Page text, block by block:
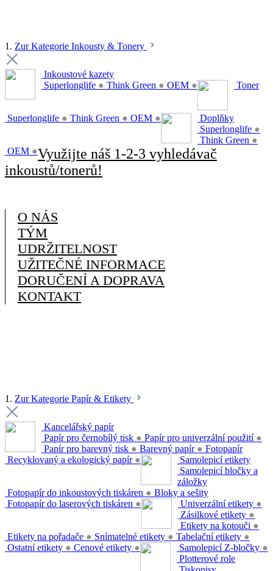
1. Zur Kategorie Inkousty & Tonery
Inkoustové kazety
Superlonglife ● Think Green ● OEM ● Toner
Superlonglife ● Think Green ● OEM ●
Doplňky
Superlonglife ●
Think Green ●
OEM ●Využijte náš 1-2-3 vyhledávač
inkoustů/tonerů!
O NÁS
TÝM
UDRŽITELNOST
UŽITEČNÉ INFORMACE
DORUČENÍ A DOPRAVA
KONTAKT
1. Zur Kategorie Papír & Etikety
Kancelářský papír
Papír pro černobílý tisk ● Papír pro univerzální použití ●
Papír pro barevný tisk ● Barevný papír ●
Recyklovaný a ekologický papír ●
Fotopapír
Fotopapír do inkoustových tiskáren ●
Fotopapír do laserových tiskáren ●
Samolepicí etikety
Univerzální etikety ●
Zásilkové etikety ●
Etikety na kotouči ●
Etikety na pořadače ● Snímatelné etikety ● Tabelační etikety ●
Ostatní etikety ● Cenové etikety ●
Samolepicí bločky a
záložky
Samolepicí Z-bločky ●
Bloky a sešity
Plotterové role